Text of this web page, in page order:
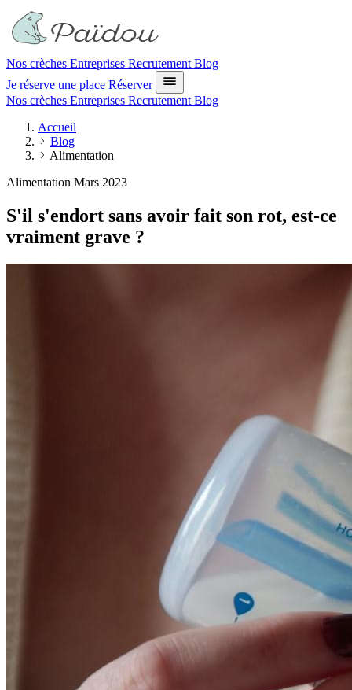
Nos crèches Entreprises Recrutement Blog
Je réserve une place Réserver
Nos crèches Entreprises Recrutement Blog
Accueil
Blog
Alimentation
Alimentation Mars 2023
S'il s'endort sans avoir fait son rot, est-ce
vraiment grave ?